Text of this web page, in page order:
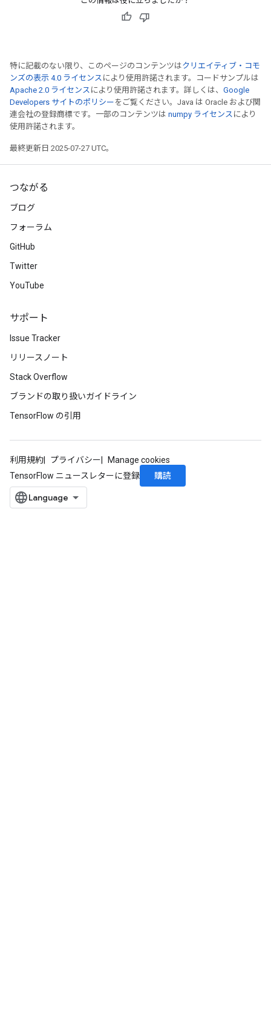
特に記載のない限り、このページのコンテンツはクリエイティブ・コモ
ンズの表示 4.0 ライセンス により使用許諾されます。コードサンプルは
Apache 2.0 ライセンス により使用許諾されます。詳しくは、 Google
Developers サイトのポリシー をご覧ください。Java は Oracle および関
連会社の登録商標です。一部のコンテンツは numpy ライセンス により
使用許諾されます。
最終更新日 2025-07-27 UTC。
つながる
ブログ
フォーラム
GitHub
Twitter
YouTube
サポート
Issue Tracker
リリースノート
Stack Overflow
ブランドの取り扱いガイドライン
TensorFlow の引用
利用規約 プライバシー
Manage cookies
TensorFlow ニュースレターに登録
購読